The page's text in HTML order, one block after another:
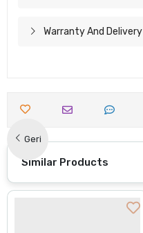
Geri
Warranty And Delivery
Similar Products